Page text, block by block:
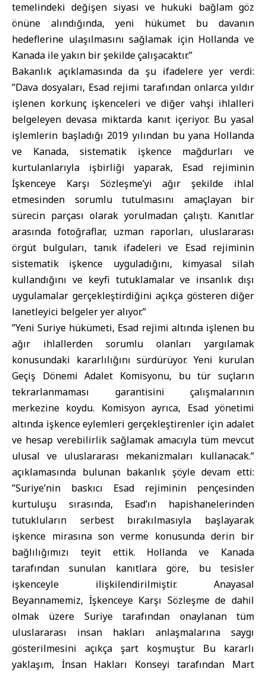
temelindeki değişen siyasi ve hukuki bağlam göz
önüne alındığında, yeni hükümet bu davanın
hedeflerine ulaşılmasını sağlamak için Hollanda ve
Kanada ile yakın bir şekilde çalışacaktır.”
Bakanlık açıklamasında da şu ifadelere yer verdi:
”Dava dosyaları, Esad rejimi tarafından onlarca yıldır
işlenen korkunç işkenceleri ve diğer vahşi ihlalleri
belgeleyen devasa miktarda kanıt içeriyor. Bu yasal
işlemlerin başladığı 2019 yılından bu yana Hollanda
ve Kanada, sistematik işkence mağdurları ve
kurtulanlarıyla işbirliği yaparak, Esad rejiminin
İşkenceye Karşı Sözleşme’yi ağır şekilde ihlal
etmesinden sorumlu tutulmasını amaçlayan bir
sürecin parçası olarak yorulmadan çalıştı. Kanıtlar
arasında fotoğraflar, uzman raporları, uluslararası
örgüt bulguları, tanık ifadeleri ve Esad rejiminin
sistematik işkence uyguladığını, kimyasal silah
kullandığını ve keyfi tutuklamalar ve insanlık dışı
uygulamalar gerçekleştirdiğini açıkça gösteren diğer
lanetleyici belgeler yer alıyor.”
”Yeni Suriye hükümeti, Esad rejimi altında işlenen bu
ağır ihlallerden sorumlu olanları yargılamak
konusundaki kararlılığını sürdürüyor. Yeni kurulan
Geçiş Dönemi Adalet Komisyonu, bu tür suçların
tekrarlanmaması garantisini çalışmalarının
merkezine koydu. Komisyon ayrıca, Esad yönetimi
altında işkence eylemleri gerçekleştirenler için adalet
ve hesap verebilirlik sağlamak amacıyla tüm mevcut
ulusal ve uluslararası mekanizmaları kullanacak.”
açıklamasında bulunan bakanlık şöyle devam etti:
”Suriye’nin baskıcı Esad rejiminin pençesinden
kurtuluşu sırasında, Esad’ın hapishanelerinden
tutukluların serbest bırakılmasıyla başlayarak
işkence mirasına son verme konusunda derin bir
bağlılığımızı teyit ettik. Hollanda ve Kanada
tarafından sunulan kanıtlara göre, bu tesisler
işkenceyle ilişkilendirilmiştir. Anayasal
Beyannamemiz, İşkenceye Karşı Sözleşme de dahil
olmak üzere Suriye tarafından onaylanan tüm
uluslararası insan hakları anlaşmalarına saygı
gösterilmesini açıkça şart koşmuştur. Bu kararlı
yaklaşım, İnsan Hakları Konseyi tarafından Mart